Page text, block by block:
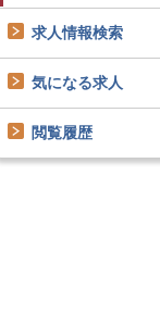
求人情報検索
気になる求人
閲覧履歴